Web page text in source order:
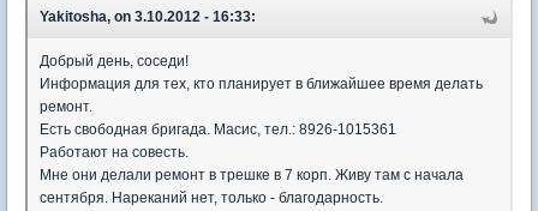
Yakitosha, on 3.10.2012 - 16:33:
Добрый день, соседи!
Информация для тех, кто планирует в ближайшее время делать
ремонт.
Есть свободная бригада. Масис, тел.: 8926-1015361
Работают на совесть.
Мне они делали ремонт в трешке в 7 корп. Живу там с начала
сентября. Нареканий нет, только - благодарность.